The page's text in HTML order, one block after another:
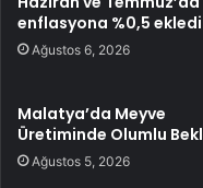
enflasyona %0,5 ekledi
Ağustos 6, 2026
Malatya’da Meyve
Üretiminde Olumlu
Ağustos 5, 2026